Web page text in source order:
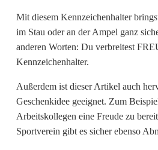
Englisch
I Love...
Ich komme aus und bin...
Fußball
Fliegerwelt
Mit diesem Kennzeichenhalter
im Stau oder an der Ampel ganz
anderen Worten: Du verbreitest
Kennzeichenhalter.
Außerdem ist dieser Artikel auch
Geschenkidee geeignet. Zum
Arbeitskollegen eine Freude zu
Sportverein gibt es sicher ebenso